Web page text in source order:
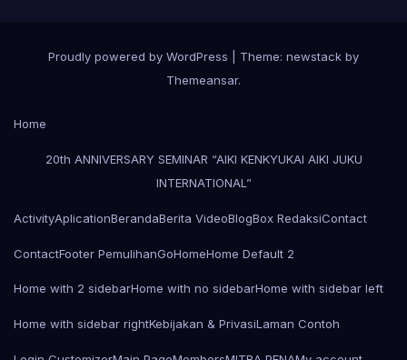
Proudly powered by WordPress
Theme: newstack by
Themeansar.
Home
20th ANNIVERSARY SEMINAR “AIKI KENKYUKAI AIKI JUKU
INTERNATIONAL”
ActivityAplicationBerandaBerita VideoBlogBox RedaksiContact
ContactFooter PemulihanGoHomeHome Default 2
Home with 2 sidebarHome with no sidebarHome with sidebar left
Home with sidebar rightKebijakan & PrivasiLaman Contoh